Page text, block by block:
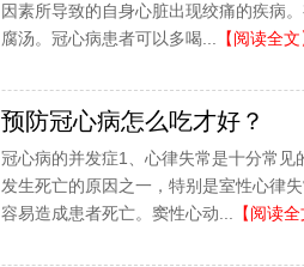
因素所导致的自身心脏出现绞痛的疾病
腐汤。冠心病患者可以多喝...
【阅读全
预防冠心病怎么吃才好？
冠心病的并发症1、心律失常是十分常见
发生死亡的原因之一，特别是室性心律
容易造成患者死亡。窦性心动...
【阅读